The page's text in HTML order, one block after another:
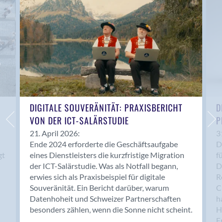
Anwil
Appenzell
Au SG
Baar
Baden
Balsthal
Balzers
Basel
Bassersdorf
Belp
Bendern
Benken (SG)
Bergdietikon
Berlin
Bern
Bern - Liebefeld
DIGITALE SOUVERÄNITÄT: PRAXISBERICHT
VON DER ICT-SALÄRSTUDIE
21. April 2026:
Ende 2024 erforderte die Geschäftsaufgabe
eines Dienstleisters die kurzfristige Migration
der ICT-Salärstudie. Was als Notfall begann,
erwies sich als Praxisbeispiel für digitale
Souveränität. Ein Bericht darüber, warum
Datenhoheit und Schweizer Partnerschaften
besonders zählen, wenn die Sonne nicht scheint.